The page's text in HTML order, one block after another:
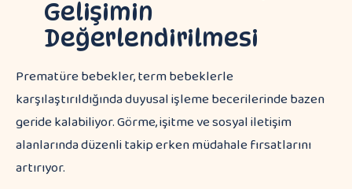
Gelişimin
Değerlendirilmesi
Prematüre bebekler, term bebeklerle
karşılaştırıldığında duyusal işleme becerilerinde bazen
geride kalabiliyor. Görme, işitme ve sosyal iletişim
alanlarında düzenli takip erken müdahale fırsatlarını
artırıyor.